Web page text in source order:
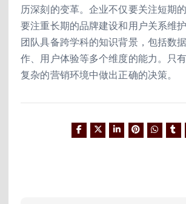
历深刻的变革。企业不仅要关注短期
要注重长期的品牌建设和用户关系维
团队具备跨学科的知识背景，包括数
作、用户体验等多个维度的能力。只
复杂的营销环境中做出正确的决策。